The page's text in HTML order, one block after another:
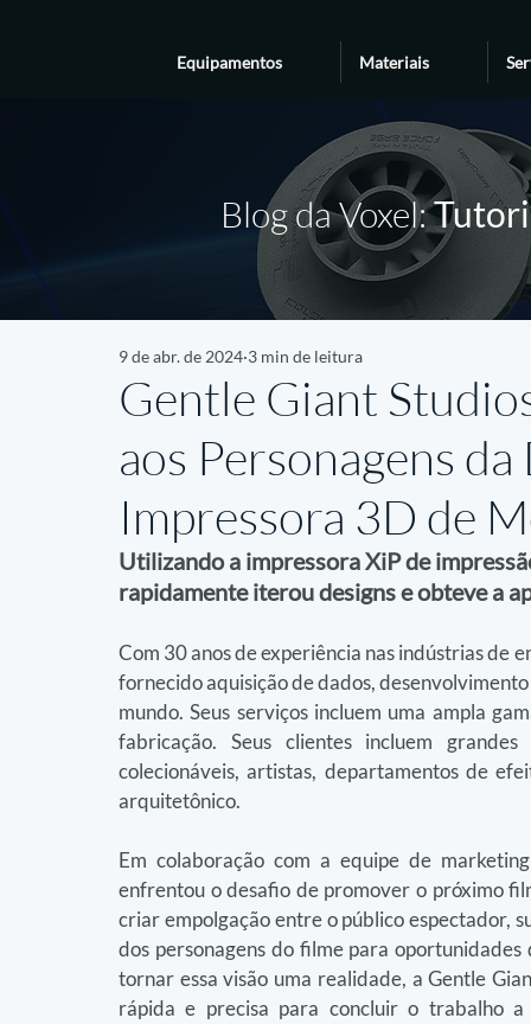
Equipamentos Materiais
Blog da Voxel:
Gentle Giant
aos Personagens
Impressora 3D de
9 de abr. de 2024 3 min de leitura
Utilizando a impressora XiP de
rapidamente iterou designs e obteve a
Com 30 anos de experiência nas indústrias de
fornecido aquisição de dados,
mundo. Seus serviços incluem uma ampla
fabricação. Seus clientes incluem
colecionáveis, artistas, departamentos de
arquitetônico.
Em colaboração com a equipe de
enfrentou o desafio de promover o próximo
criar empolgação entre o público espectador,
dos personagens do filme para
tornar essa visão uma realidade, a Gentle
rápida e precisa para concluir o trabalho